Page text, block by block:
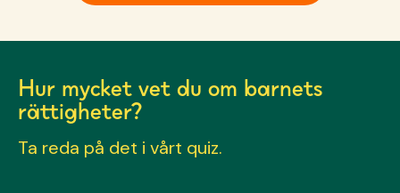
Hur mycket vet du om barnets
rättigheter?
Ta reda på det i vårt quiz.